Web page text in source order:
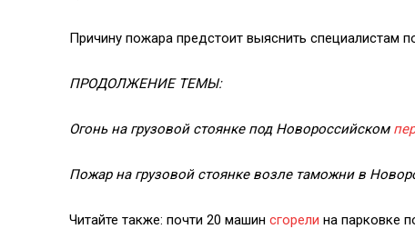
Причину пожара предстоит выяснить специалистам
ПРОДОЛЖЕНИЕ ТЕМЫ:
Огонь на грузовой стоянке под Новороссийском
Пожар на грузовой стоянке возле таможни в
Читайте также: почти 20 машин сгорели на парковке